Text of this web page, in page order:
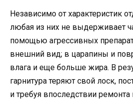
Независимо от характеристик
любая из них не выдерживает
помощью агрессивных
внешний вид; в царапины и
влага и еще больше жира. В
гарнитура теряют свой лоск,
и требуя впоследствии